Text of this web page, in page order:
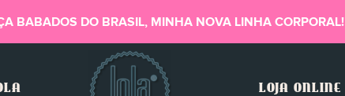
BABADOS DO BRASIL, MINHA NOVA LINHA CORPORAL!
LOJA ONLINE